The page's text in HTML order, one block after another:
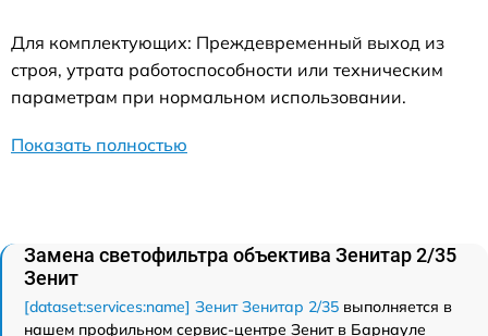
Для комплектующих: Преждевременный выход из
строя, утрата работоспособности или техническим
параметрам при нормальном использовании.
Показать полностью
Замена светофильтра объектива Зенитар 2/35
Зенит
[dataset:services:name] Зенит Зенитар 2/35 выполняется в
нашем профильном сервис-центре Зенит в Барнауле